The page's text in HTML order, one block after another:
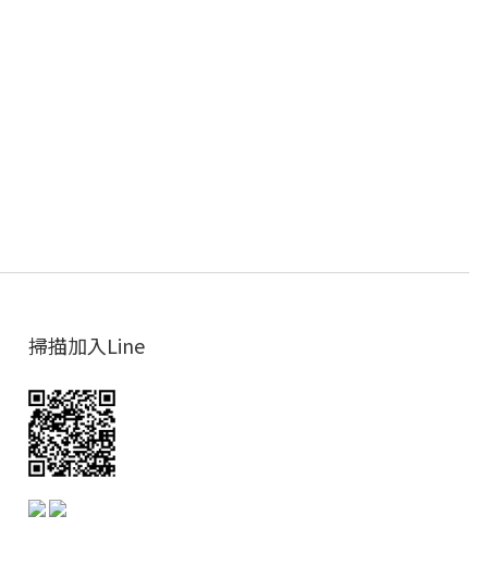
掃描加入Line